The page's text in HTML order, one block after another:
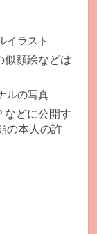
イラスト
顔絵などは
ルの写真
どに公開す
の本人の許